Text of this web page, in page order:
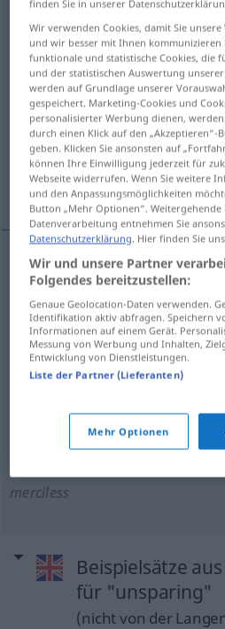
Übersicht aller
(Für mehr Details die Übersetzung
nicht kleinlich, freigebig,
reichlich, uneingeschränkt
schonungslos,
nichtkleinlich,freigebig,
unsparing
merciless
Beispielsätze
für "unsparing"
(nicht von der
finden Sie in unserer
Wir verwenden Cookies, damit Sie
und wir besser mit Ihnen kommunizieren
funktionale und statistische Cookies, die
und der statistischen Auswertung
werden auf Grundlage unserer
gespeichert. Marketing-Cookies und
personalisierter Werbung dienen,
durch einen Klick auf den
geben. Klicken Sie ansonsten auf
können Ihre Einwilligung jederzeit für
Webseite widerrufen. Wenn Sie weitere
und den Anpassungsmöglichkeiten
Button „Mehr Optionen“. Weitergehende
Datenverarbeitung entnehmen Sie
Datenschutzerklärung. Hier finden Sie
Wir und unsere Partner
Folgendes bereitzustellen:
Genaue Geolocation-Daten verwenden.
Identifikation aktiv abfragen. Speichern
Informationen auf einem Gerät.
Messung von Werbung und Inhalten,
Entwicklung von Dienstleistungen.
Liste der Partner (Lieferanten)
Mehr Optionen